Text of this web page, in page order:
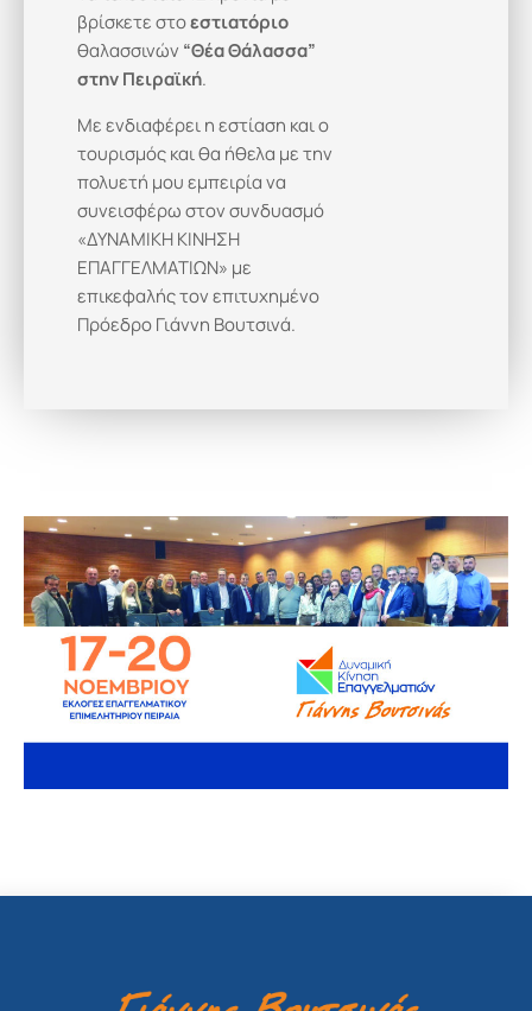
βρίσκετε στοεστιατόριο
θαλασσινών “Θέα Θάλασσα”
στην Πειραϊκή.
Με ενδιαφέρει η εστίαση και ο
τουρισμός και θα ήθελα με την
πολυετή μου εμπειρία να
συνεισφέρω στον συνδυασμό
«ΔΥΝΑΜΙΚΗ ΚΙΝΗΣΗ
ΕΠΑΓΓΕΛΜΑΤΙΩΝ» με
επικεφαλής τον επιτυχημένο
Πρόεδρο Γιάννη Βουτσινά.